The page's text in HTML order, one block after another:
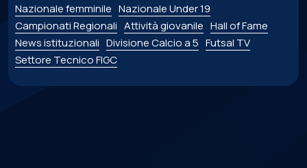
Nazionale femminile Nazionale Under 19
Campionati Regionali Attività giovanile Hall of Fame
News istituzionali Divisione Calcio a 5 Futsal TV
Settore Tecnico FIGC